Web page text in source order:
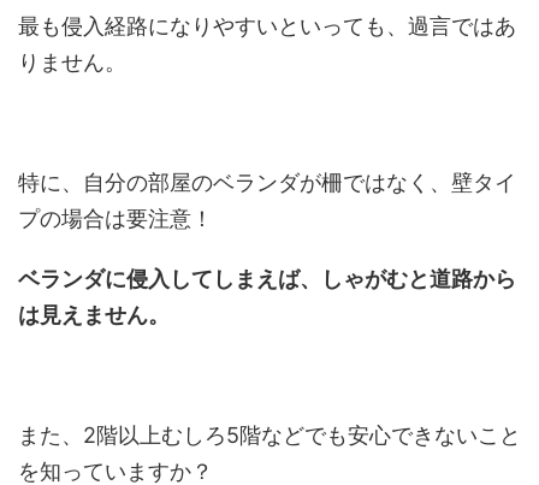
最も侵入経路になりやすいといっても、過言ではあ
りません。
特に、自分の部屋のベランダが柵ではなく、壁タイ
プの場合は要注意！
ベランダに侵入してしまえば、しゃがむと道路から
は見えません。
また、2階以上むしろ5階などでも安心できないこと
を知っていますか？